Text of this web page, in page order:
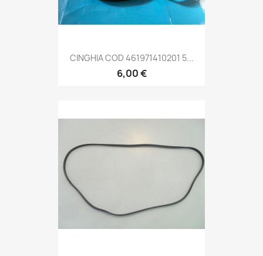
CINGHIA COD 461971410201 5...
6,00 €